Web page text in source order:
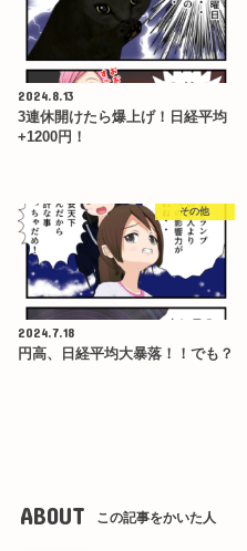
2024.8.13
3連休開けたら爆上げ！日経平均
+1200円！
その他
2024.7.18
円高、日経平均大暴落！！でも？
ABOUT この記事をかいた人